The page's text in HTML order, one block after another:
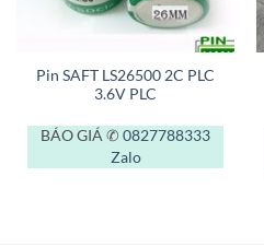
Pin SAFT LS26500 2C PLC
3.6V PLC
BÁO GIÁ ✆ 0827788333
Zalo